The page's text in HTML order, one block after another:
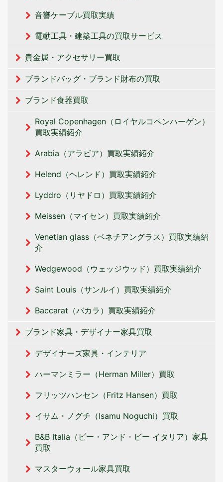
音響ケーブル買取実績
電動工具・建築工具の買取サービス
貴金属・アクセサリー買取
ブランドバッグ・ブランド財布の買取
ブランド食器買取
Royal Copenhagen（ロイヤルコペンハーゲン）
買取実績紹介
Arabia（アラビア）買取実績紹介
Helend（ヘレンド）買取実績紹介
Lyddro（リヤドロ）買取実績紹介
Meissen（マイセン）買取実績紹介
Venetian glass（ベネチアングラス）買取実績紹
介
Wedgewood（ウェッジウッド）買取実績紹介
Saint Louis（サンルイ）買取実績紹介
Baccarat（バカラ）買取実績紹介
ブランド家具・デザイナー家具買取
デザイナーズ家具・インテリア
ハーマンミラー（Herman Miller）買取
フリッツハンセン（Fritz Hansen）買取
イサム・ノグチ（Isamu Noguchi）買取
B&B Italia（ビー・アンド・ビー イタリア‎）家具
買取
マスターウォール家具買取